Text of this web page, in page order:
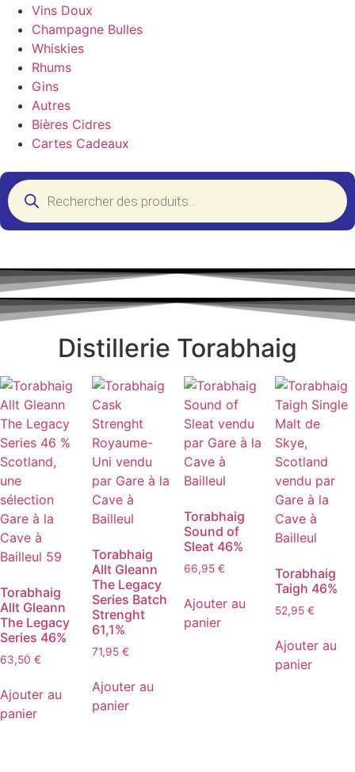
Vins Doux
Champagne Bulles
Whiskies
Rhums
Gins
Autres
Bières Cidres
Cartes Cadeaux
Distillerie Torabhaig
Torabhaig
Allt Gleann
The Legacy
Series 46%
63,50 €
Ajouter au
panier
Torabhaig
Allt Gleann
The Legacy
Series Batch
Strenght
61,1%
71,95 €
Ajouter au
panier
Torabhaig
Sound of
Sleat 46%
66,95 €
Ajouter au
panier
Torabhaig
Taigh 46%
52,95€
Ajouter au
panier